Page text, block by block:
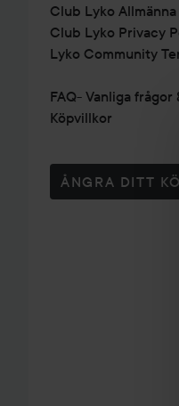
Club Lyko
Club Lyko Privacy
Lyko Community
FAQ- Vanliga frågor
Köpvillkor
ÅNGRA DITT